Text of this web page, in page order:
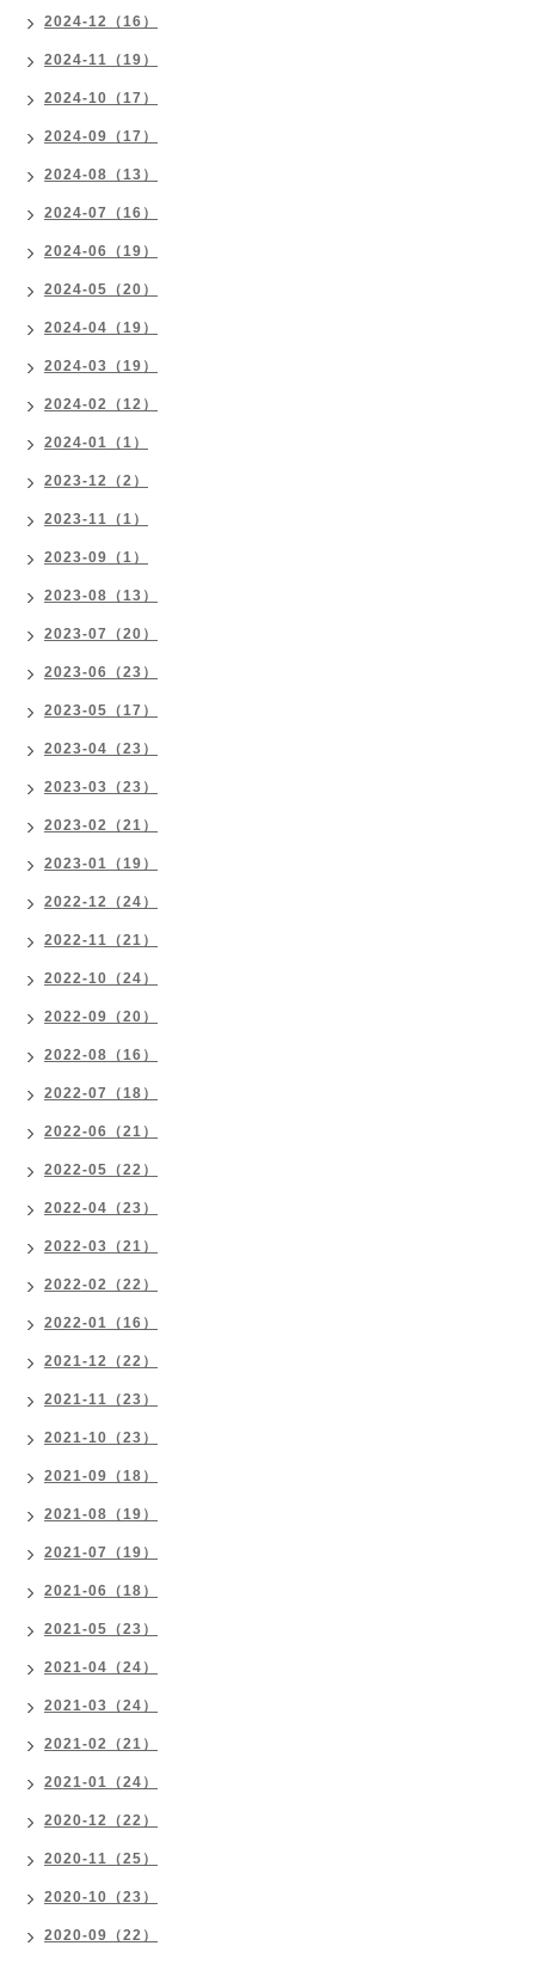
2024-12（16）
2024-11（19）
2024-10（17）
2024-09（17）
2024-08（13）
2024-07（16）
2024-06（19）
2024-05（20）
2024-04（19）
2024-03（19）
2024-02（12）
2024-01（1）
2023-12（2）
2023-11（1）
2023-09（1）
2023-08（13）
2023-07（20）
2023-06（23）
2023-05（17）
2023-04（23）
2023-03（23）
2023-02（21）
2023-01（19）
2022-12（24）
2022-11（21）
2022-10（24）
2022-09（20）
2022-08（16）
2022-07（18）
2022-06（21）
2022-05（22）
2022-04（23）
2022-03（21）
2022-02（22）
2022-01（16）
2021-12（22）
2021-11（23）
2021-10（23）
2021-09（18）
2021-08（19）
2021-07（19）
2021-06（18）
2021-05（23）
2021-04（24）
2021-03（24）
2021-02（21）
2021-01（24）
2020-12（22）
2020-11（25）
2020-10（23）
2020-09（22）